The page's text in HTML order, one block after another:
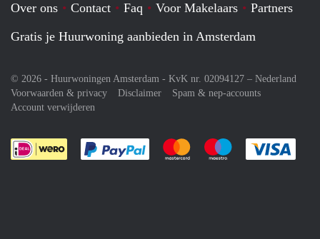
Over ons Contact Faq Voor Makelaars
Partners
Gratis je Huurwoning aanbieden in Amsterdam
© 2026 - Huurwoningen Amsterdam - KvK nr. 02094127 – Nederland
Voorwaarden & privacy
Disclaimer
Spam & nep-accounts
Account verwijderen
Je rekent gemakkelijk af met Paypal
Je rekent gemakkelijk af met
Je rekent